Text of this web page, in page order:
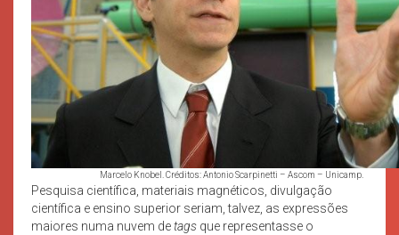
Marcelo Knobel. Créditos: Antonio Scarpinetti – Ascom – Unicamp.
Pesquisa científica, materiais magnéticos, divulgação
científica e ensino superior seriam, talvez, as expressões
maiores numa nuvem detags que representasse o